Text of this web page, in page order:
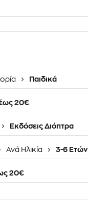
Παιδικά
έως 20€
Εκδόσεις Διόπτρα
Ανά Ηλικία 3-6 Ετών
20€